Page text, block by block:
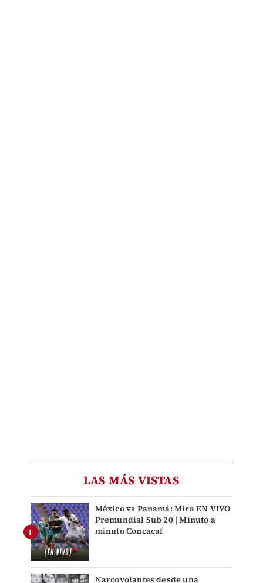
LAS MÁS VISTAS
México vs Panamá: Mira EN VIVO
Premundial Sub 20 | Minuto a
minuto Concacaf
Narcovolantes desde una